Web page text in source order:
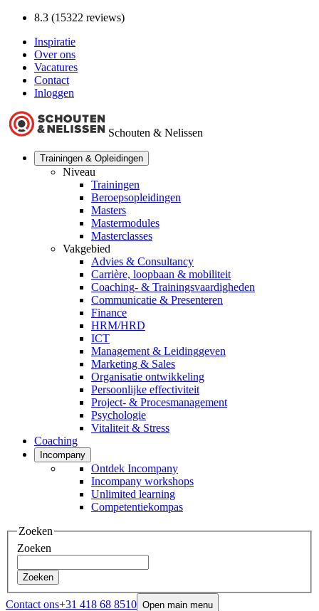
8.3 (15322 reviews)
Inspiratie
Over ons
Vacatures
Contact
Inloggen
Schouten & Nelissen
Trainingen & Opleidingen
Niveau
Trainingen
Beroepsopleidingen
Masters
Mastermodules
Masterclasses
Vakgebied
Advies & Consultancy
Carrière, loopbaan & mobiliteit
Coaching- & Trainingsvaardigheden
Communicatie & Presenteren
Finance
HRM/HRD
ICT
Management & Leidinggeven
Marketing & Sales
Organisatie ontwikkeling
Persoonlijke effectiviteit
Project- & Procesmanagement
Psychologie
Vitaliteit & Stress
Coaching
Incompany
Ontdek Incompany
Incompany workshops
Unlimited learning
Competentiekompas
Zoeken
Zoeken
Zoeken
Contact ons+31 418 68 8510 Open main menu